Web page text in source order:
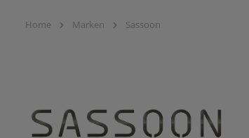
Home Marken Sassoon